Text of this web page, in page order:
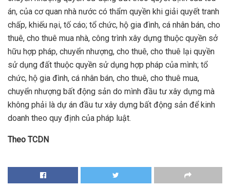
án, của cơ quan nhà nước có thẩm quyền khi giải quyết tranh
chấp, khiếu nại, tố cáo; tổ chức, hộ gia đình, cá nhân bán, cho
thuê, cho thuê mua nhà, công trình xây dựng thuộc quyền sở
hữu hợp pháp, chuyển nhượng, cho thuê, cho thuê lại quyền
sử dụng đất thuộc quyền sử dụng hợp pháp của mình; tổ
chức, hộ gia đình, cá nhân bán, cho thuê, cho thuê mua,
chuyển nhượng bất động sản do mình đầu tư xây dựng mà
không phải là dự án đầu tư xây dựng bất động sản để kinh
doanh theo quy định của pháp luật.
Theo TCDN